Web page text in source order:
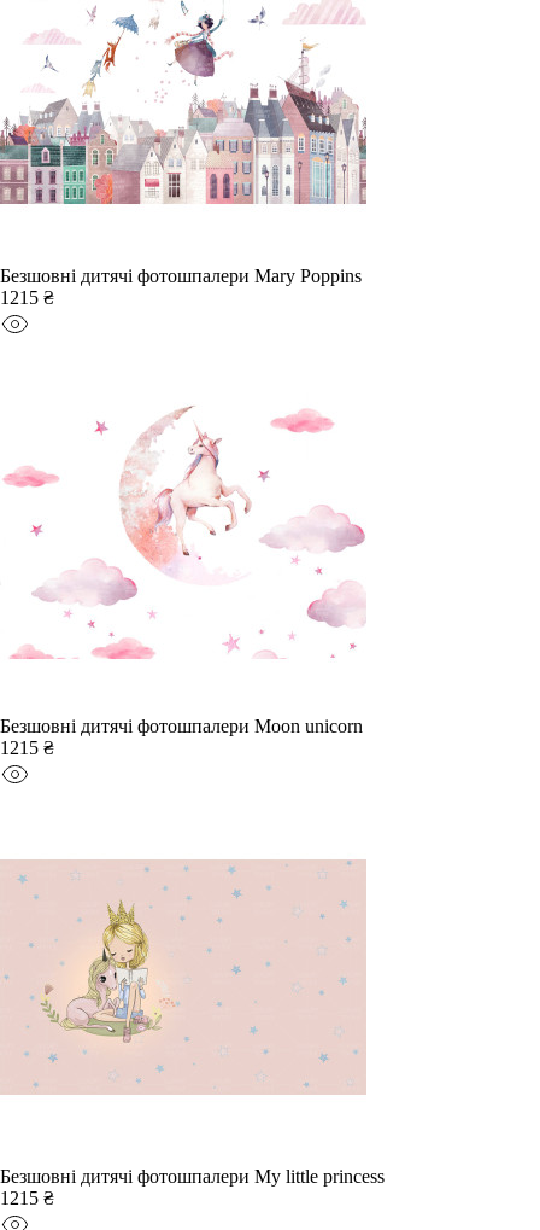
Безшовні дитячі фотошпалери Mary Poppins
1215 ₴
Безшовні дитячі фотошпалери Moon unicorn
1215 ₴
Безшовні дитячі фотошпалери My little princess
1215 ₴